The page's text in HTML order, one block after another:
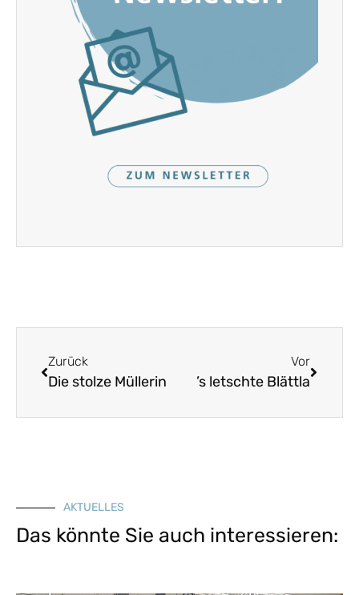
Zurück
Die stolze Müllerin
Vor
’s letschte Blättla
AKTUELLES
Das könnte Sie auch interessieren: